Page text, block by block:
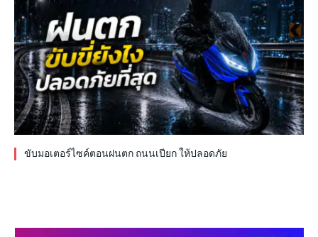
ขับมอเตอร์ไซค์ตอนฝนตก ถนนเปียก ให้ปลอดภัย